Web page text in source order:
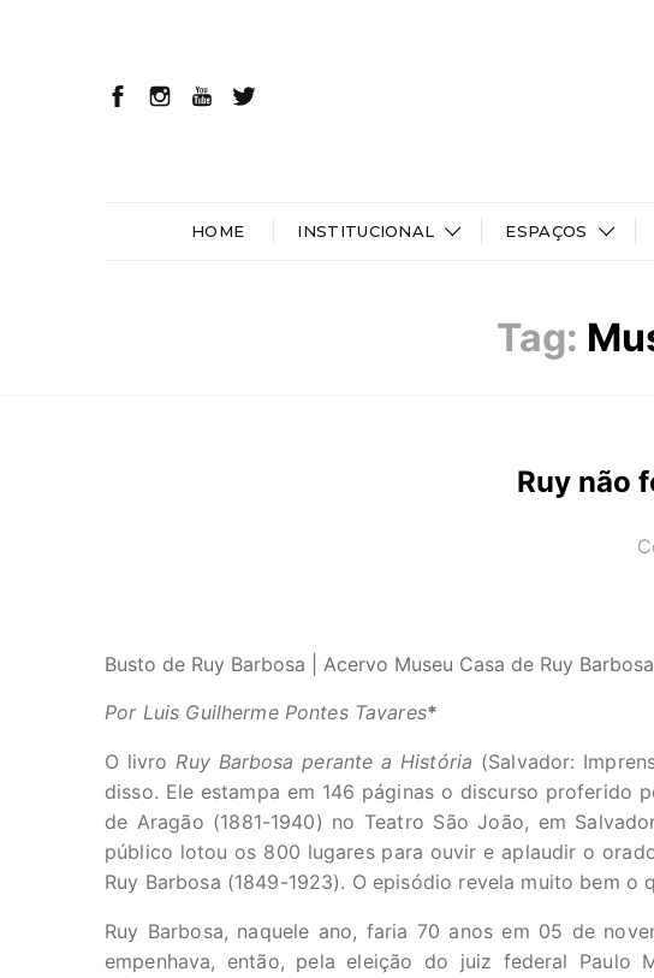
HOME INSTITUCIONAL ESPAÇOS
Tag:
Ruy não
Busto de Ruy Barbosa | Acervo Museu Casa de Ruy Barbosa
Por Luis Guilherme Pontes Tavares*
O livroRuy Barbosa perante a História (Salvador:
disso. Ele estampa em 146 páginas o discurso proferido
de Aragão (1881-1940) no Teatro São João, em
público lotou os 800 lugares para ouvir e aplaudir o
Ruy Barbosa (1849-1923). O episódio revela muito bem o
Ruy Barbosa, naquele ano, faria 70 anos em 05 de
empenhava, então, pela eleição do juiz federal Paulo